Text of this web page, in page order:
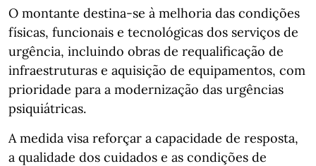
O montante destina‑se à melhoria das condições
físicas, funcionais e tecnológicas dos serviços de
urgência, incluindo obras de requalificação de
infraestruturas e aquisição de equipamentos, com
prioridade para a modernização das urgências
psiquiátricas.
A medida visa reforçar a capacidade de resposta,
a qualidade dos cuidados e as condições de